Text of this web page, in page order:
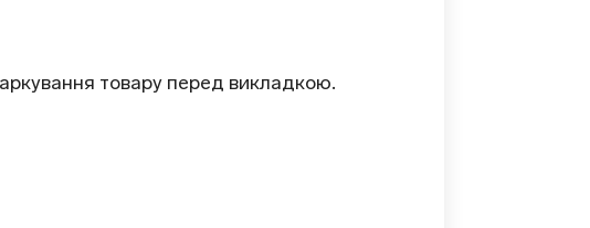
товару перед викладкою.